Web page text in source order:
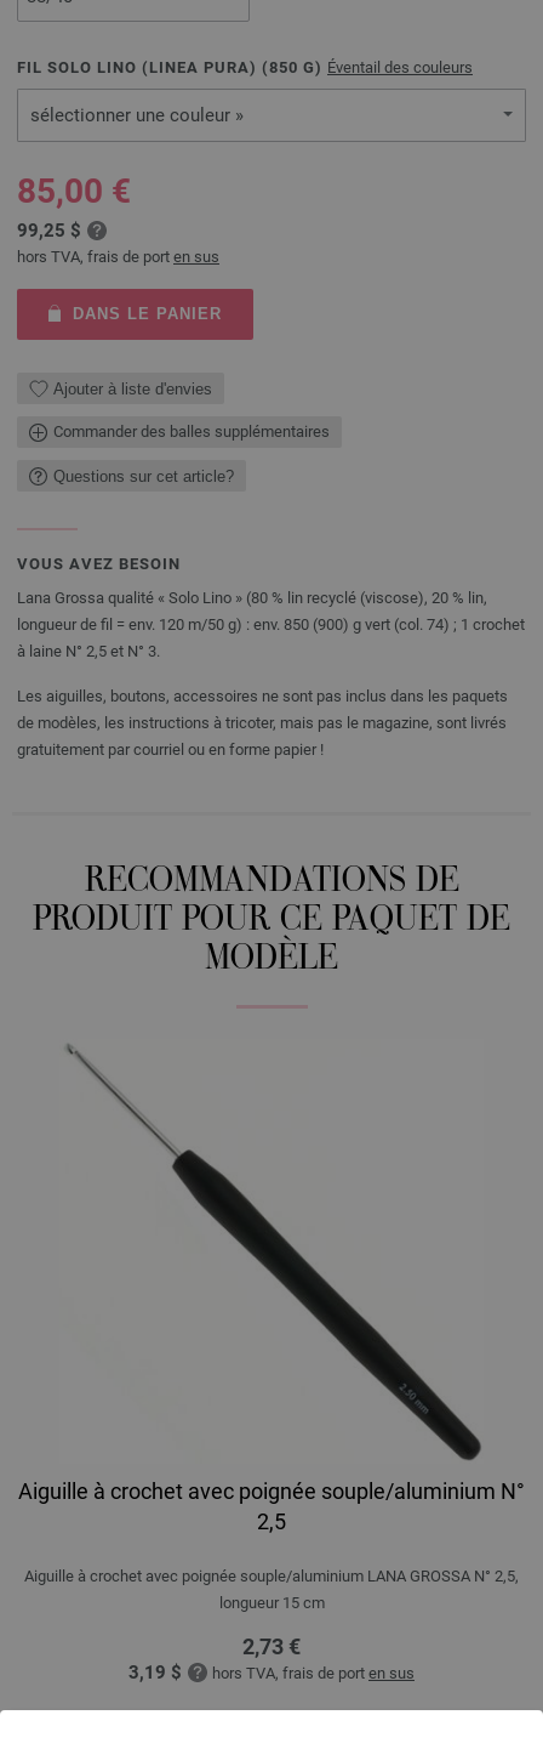
FIL SOLO LINO (LINEA PURA) (850 G) Éventail des couleurs
sélectionner une couleur »
85,00 €
99,25 $
hors TVA, frais de port en sus
DANS LE PANIER
Ajouter à liste d'envies
Commander des balles supplémentaires
Questions sur cet article?
VOUS AVEZ BESOIN
Lana Grossa qualité « Solo Lino » (80 % lin recyclé (viscose), 20 % lin,
longueur de fil = env. 120 m/50 g) : env. 850 (900) g vert (col. 74) ; 1 crochet
à laine N° 2,5 et N° 3.
Les aiguilles, boutons, accessoires ne sont pas inclus dans les paquets
de modèles, les instructions à tricoter, mais pas le magazine, sont livrés
gratuitement par courriel ou en forme papier !
RECOMMANDATIONS DE
PRODUIT POUR CE PAQUET DE
MODÈLE
Aiguille à crochet avec poignée souple/aluminium N°
2,5
Aiguille à crochet avec poignée souple/aluminium LANA GROSSA N° 2,5,
longueur 15 cm
2,73 €
3,19 $ hors TVA, frais de port en sus